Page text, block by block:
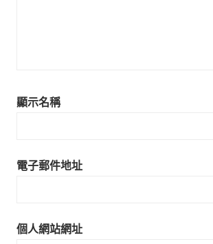
顯示名稱
電子郵件地址
個人網站網址